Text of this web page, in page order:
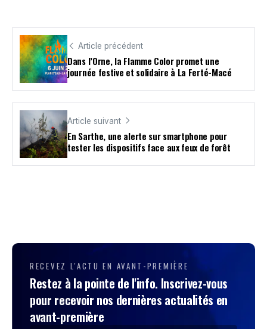
Article précédent
Dans l’Orne, la Flamme Color promet une
journée festive et solidaire à La Ferté-Macé
Article suivant
En Sarthe, une alerte sur smartphone pour
tester les dispositifs face aux feux de forêt
RECEVEZ L'ACTU EN AVANT-PREMIÈRE
Restez à la pointe de l'info. Inscrivez-vous
pour recevoir nos dernières actualités en
avant-première